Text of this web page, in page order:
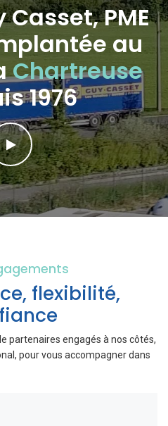
Casset, PME
au
Chartreuse
1976
flexibilité,
partenaires engagés à nos côtés,
pour vous accompagner dans